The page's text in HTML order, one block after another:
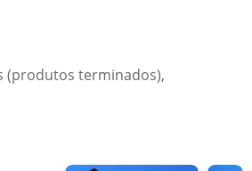
(produtos terminados),